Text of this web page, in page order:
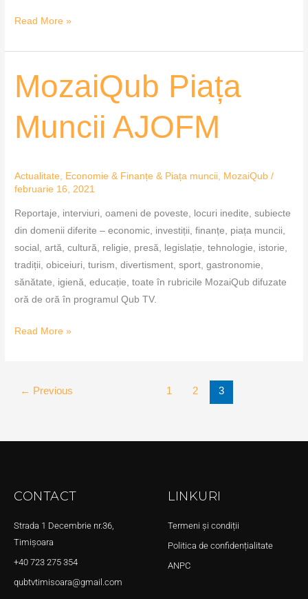
Read More »
MozaiQub Piața
Muncii AJOFM
Actualitate Economie & Finanțe & Piața muncii MozaiQub /
februarie 16, 2021
Reportaje, interviuri, oameni de poveste, locuri inedite, subiecte
din domenii diferite – economic, investiții, finanțe, piața muncii,
social, artă, cultură, religie, presă, legislație, tehnologie, istorie,
tradiții, obiceiuri, turism, divertisment, sport, gastronomie,
sănătate, igienă, educație, toate în rubricile MozaiQub difuzate
oră de oră în programul Qub TV.
MozaiQub
Piața
AJOFM
Read More »
← Previous 1 2 3
CONTACT
Strada 1 Decembrie nr.36,
Timișoara
+40 723 275 354
qubtvtimisoara@gmail.com
LINKURI
Termeni și condiții
Politica de confidențialitate
ANPC